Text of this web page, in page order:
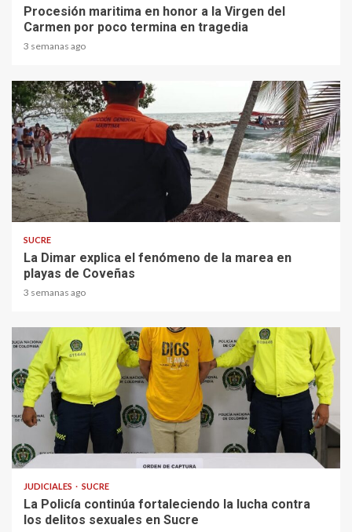
Procesión maritima en honor a la Virgen del
Carmen por poco termina en tragedia
3 semanas ago
2 min read
SUCRE
La Dimar explica el fenómeno de la marea en
playas de Coveñas
3 semanas ago
2 min read
JUDICIALES SUCRE
La Policía continúa fortaleciendo la lucha contra
los delitos sexuales en Sucre